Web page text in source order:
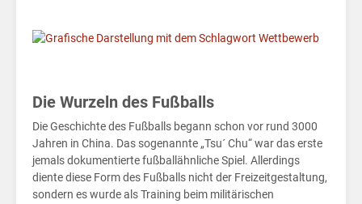
Die Wurzeln des Fußballs
Die Geschichte des Fußballs begann schon vor rund 3000
Jahren in China. Das sogenannte „Tsu´ Chu“ war das erste
jemals dokumentierte fußballähnliche Spiel. Allerdings
diente diese Form des Fußballs nicht der Freizeitgestaltung,
sondern es wurde als Training beim militärischen